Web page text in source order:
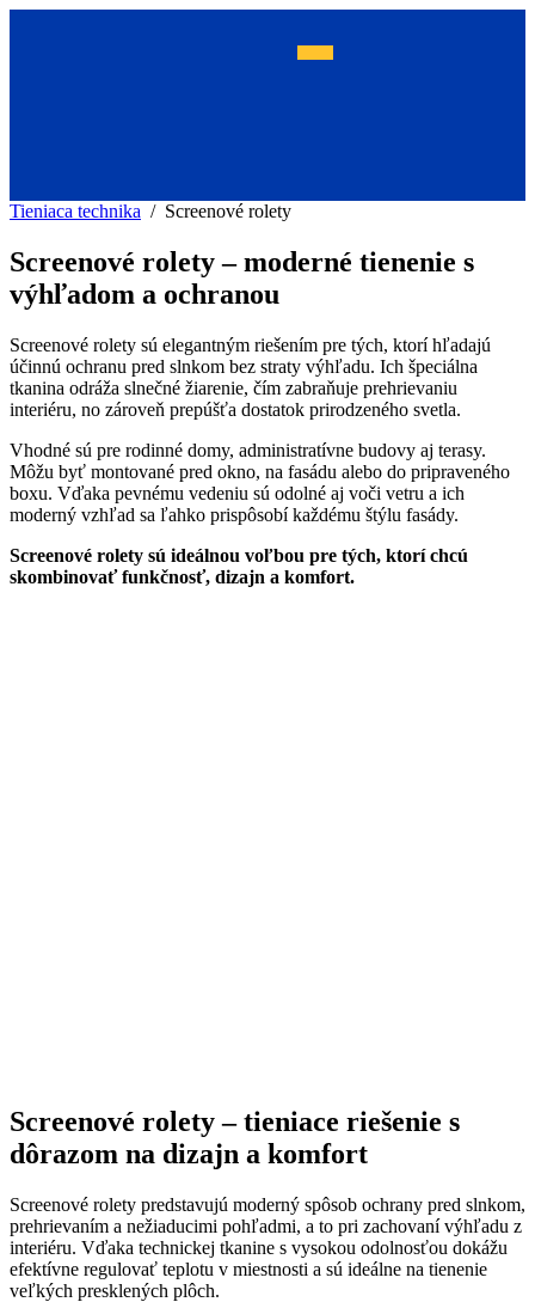
Tieniaca technika / Screenové rolety
Screenové rolety – moderné tienenie s
výhľadom a ochranou
Screenové rolety sú elegantným riešením pre tých, ktorí hľadajú
účinnú ochranu pred slnkom bez straty výhľadu. Ich špeciálna
tkanina odráža slnečné žiarenie, čím zabraňuje prehrievaniu
interiéru, no zároveň prepúšťa dostatok prirodzeného svetla.
Vhodné sú pre rodinné domy, administratívne budovy aj terasy.
Môžu byť montované pred okno, na fasádu alebo do pripraveného
boxu. Vďaka pevnému vedeniu sú odolné aj voči vetru a ich
moderný vzhľad sa ľahko prispôsobí každému štýlu fasády.
Screenové rolety sú ideálnou voľbou pre tých, ktorí chcú
skombinovať funkčnosť, dizajn a komfort.
Screenové rolety – tieniace riešenie s
dôrazom na dizajn a komfort
Screenové rolety predstavujú moderný spôsob ochrany pred slnkom,
prehrievaním a nežiaducimi pohľadmi, a to pri zachovaní výhľadu z
interiéru. Vďaka technickej tkanine s vysokou odolnosťou dokážu
efektívne regulovať teplotu v miestnosti a sú ideálne na tienenie
veľkých presklených plôch.